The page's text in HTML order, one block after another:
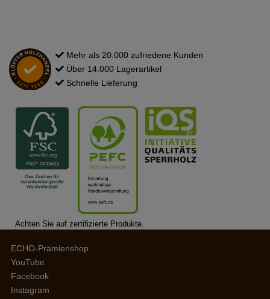
Mehr als 20.000 zufriedene Kunden
Über 14.000 Lagerartikel
Schnelle Lieferung
Achten Sie auf zertifizierte Produkte.
ECHO-Prämienshop
YouTube
Facebook
Instagram